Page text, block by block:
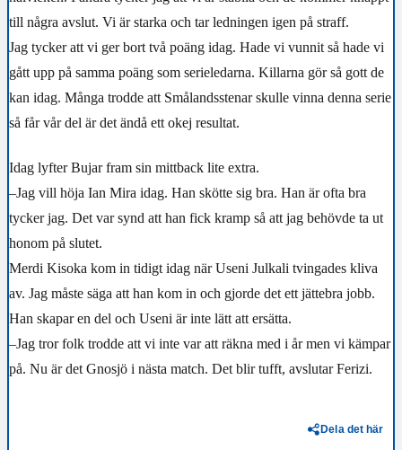
till några avslut. Vi är starka och tar ledningen igen på straff.
Jag tycker att vi ger bort två poäng idag. Hade vi vunnit så hade vi
gått upp på samma poäng som serieledarna. Killarna gör så gott de
kan idag. Många trodde att Smålandsstenar skulle vinna denna serie
så får vår del är det ändå ett okej resultat.
Idag lyfter Bujar fram sin mittback lite extra.
–Jag vill höja Ian Mira idag. Han skötte sig bra. Han är ofta bra
tycker jag. Det var synd att han fick kramp så att jag behövde ta ut
honom på slutet.
Merdi Kisoka kom in tidigt idag när Useni Julkali tvingades kliva
av. Jag måste säga att han kom in och gjorde det ett jättebra jobb.
Han skapar en del och Useni är inte lätt att ersätta.
–Jag tror folk trodde att vi inte var att räkna med i år men vi kämpar
på. Nu är det Gnosjö i nästa match. Det blir tufft, avslutar Ferizi.
Dela det här